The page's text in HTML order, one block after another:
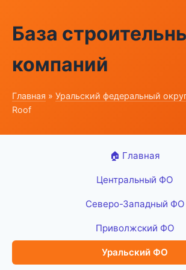
База
компаний
Главная » Уральский федеральный
Roof
🏠 Главная
Центральный ФО
Северо-Западный ФО
Приволжский ФО
Уральский ФО